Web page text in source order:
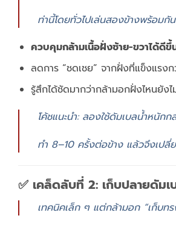
ท่านี้โดยทั่วไปเล่นสองข้างพร้อมกั
ควบคุมกล้ามเนื้อฝั่งซ้าย-ขวาได้ดีขึ้
ลดการ “ชดเชย” จากฝั่งที่แข็งแรงก
รู้สึกได้ชัดมากว่ากล้ามอกฝั่งไหนยัง
โค้ชแนะนำ: ลองใช้ดัมเบลน้ำหนัก
ทำ 8–10 ครั้งต่อข้าง แล้วจึงเปลี่
✅ เคล็ดลับที่ 2: เก็บปลายดัมเ
เทคนิคเล็ก ๆ แต่กล้ามอก “เก็บท